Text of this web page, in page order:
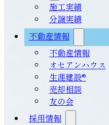
施工実績
分譲実績
不動産情報
不動産情報
オセアンハウス
生涯建設®
売却相談
友の会
採用情報